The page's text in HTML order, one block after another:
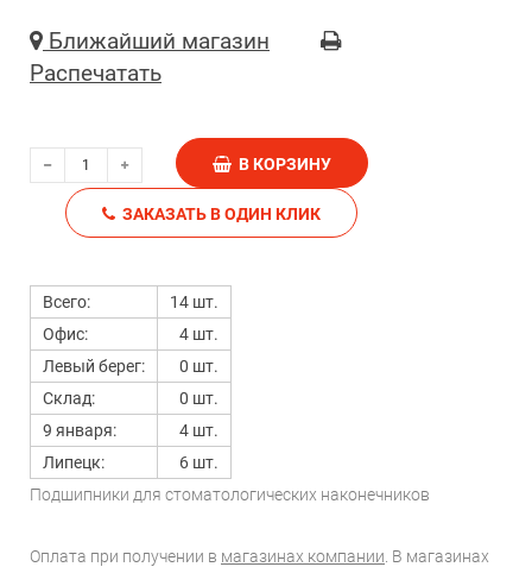
Ближайший магазин
Распечатать
В КОРЗИНУ
ЗАКАЗАТЬ В ОДИН КЛИК
Всего:
14 шт.
Офис:
4 шт.
Левый берег:
0 шт.
Склад:
0 шт.
9 января:
4 шт.
Липецк:
6 шт.
Подшипники для стоматологических наконечников
Оплата при получении в магазинах компании . В магазинах